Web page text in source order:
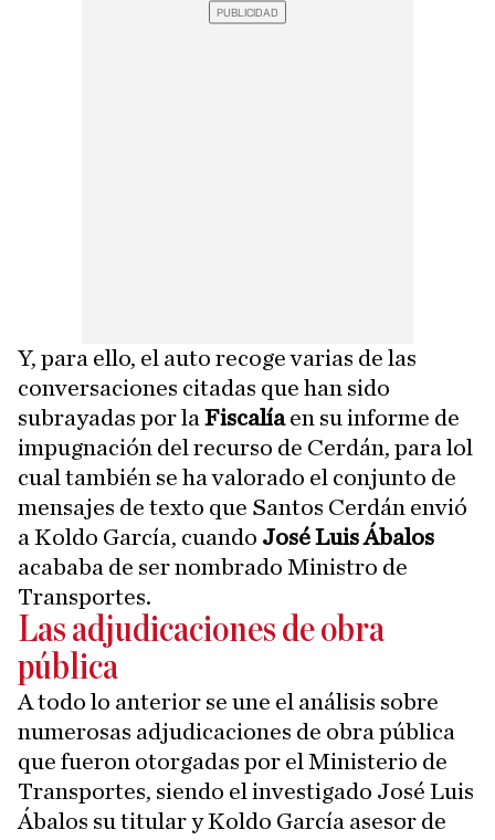
Y, para ello, el auto recoge varias de las
conversaciones citadas que han sido
subrayadas por la Fiscalíaen su informe de
impugnación del recurso de Cerdán, para lol
cual también se ha valorado el conjunto de
mensajes de texto que Santos Cerdán envió
a Koldo García, cuando José Luis Ábalos
acababa de ser nombrado Ministro de
Transportes.
Las adjudicaciones de obra
pública
A todo lo anterior se une el análisis sobre
numerosas adjudicaciones de obra pública
que fueron otorgadas por el Ministerio de
Transportes, siendo el investigado José Luis
Ábalos su titular y Koldo García asesor de